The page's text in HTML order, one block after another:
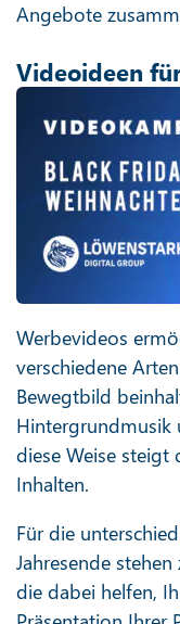
Angebote
Videoideen
Werbevideos
verschiedene
Bewegtbild
Hintergrundmusik
diese Weise steigt
Inhalten.
Für die
Jahresende
die dabei helfen,